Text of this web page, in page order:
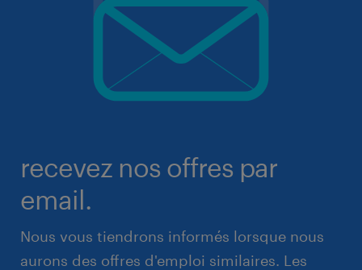
recevez nos offres par
email.
Nous vous tiendrons informés lorsque nous
aurons des offres d'emploi similaires. Les